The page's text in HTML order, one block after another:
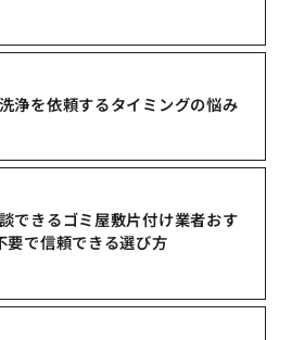
浄を依頼するタイミングの悩み
できるゴミ屋敷片付け業者おす
要で信頼できる選び方